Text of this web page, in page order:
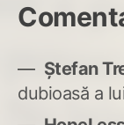
Ștefan
dubioasă a